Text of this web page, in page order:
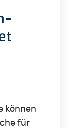
können
für